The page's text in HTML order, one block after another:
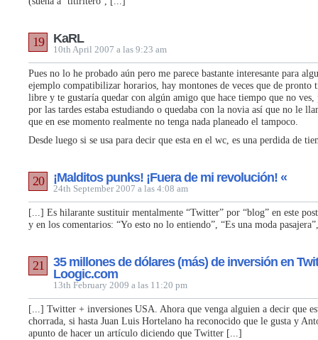
KaRL
10th April 2007 a las 9:23 am
19
Pues no lo he probado aún pero me parece bastante interesante para
ejemplo compatibilizar horarios, hay montones de veces que de pronto
libre y te gustaría quedar con algún amigo que hace tiempo que no ves,
por las tardes estaba estudiando o quedaba con la novia así que no le
que en ese momento realmente no tenga nada planeado el tampoco.
Desde luego si se usa para decir que esta en el wc, es una perdida de
¡Malditos punks! ¡Fuera de mi revolución! «
24th September 2007 a las 4:08 am
20
[...] Es hilarante sustituir mentalmente “Twitter” por “blog” en este
y en los comentarios: “Yo esto no lo entiendo”, “Es una moda
35 millones de dólares (más) de inversión en
Loogic.com
13th February 2009 a las 11:20 pm
21
[...] Twitter + inversiones USA. Ahora que venga alguien a decir que
chorrada, si hasta Juan Luis Hortelano ha reconocido que le gusta y
apunto de hacer un artículo diciendo que Twitter [...]